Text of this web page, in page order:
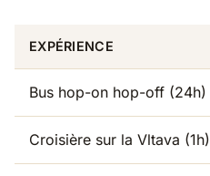
EXPÉRIENCE
Bus hop-on hop-off (24h)
Croisière sur la Vltava (1h)